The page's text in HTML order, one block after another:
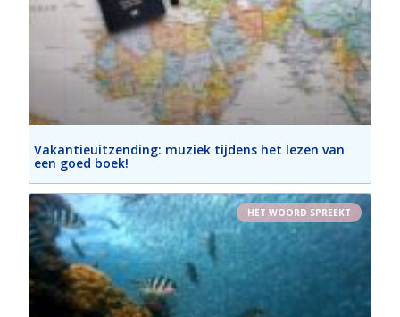
Vakantieuitzending: muziek tijdens het lezen van
een goed boek!
HET WOORD SPREEKT